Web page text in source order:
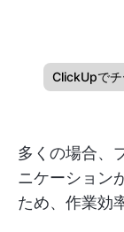
ClickUpでチ
多くの場合、
ニケーション
ため、作業効